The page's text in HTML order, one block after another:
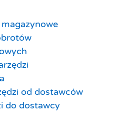
od dostawców
do dostawcy